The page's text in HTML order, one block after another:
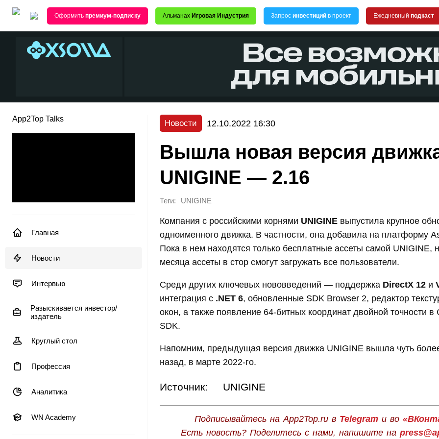
Оформить премиум-подписку Альманах Игровая Индустрия Запрос инвестиций в проект Ежедневный подкаст
App2Top Talks
Главная
Новости
Интервью
Разыскивается инвестор/
издатель
Круглый стол
Профессия
Аналитика
WN Academy
Новости 12.10.2022 16:30
Вышла новая версия
UNIGINE — 2.16
Теги: UNIGINE
Компания с российскими корнями UNIGINE выпустила крупное
одноименного движка. В частности, она добавила на платформу
Пока в нем находятся только бесплатные ассеты самой UNIGINE,
месяца ассеты в стор смогут загружать все пользователи.
Среди других ключевых нововведений — поддержка DirectX 12 и
интеграция с .NET 6, обновленные SDK Browser 2, редактор
окон, а также появление 64-битных координат двойной точности в
SDK.
Напомним, предыдущая версия движка UNIGINE вышла чуть
назад, в марте 2022-го.
Источник: UNIGINE
Подписывайтесь на App2Top.ru в Telegramи во
Есть новость? Поделитесь с нами, напишите на